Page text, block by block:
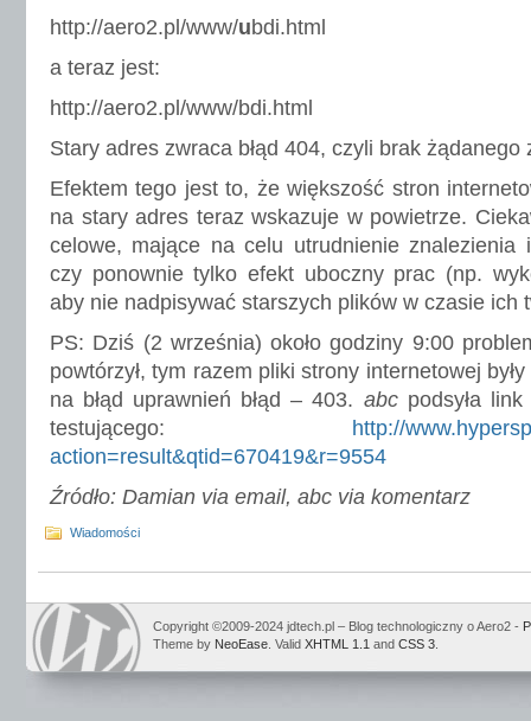
http://aero2.pl/www/ubdi.html
a teraz jest:
http://aero2.pl/www/bdi.html
Stary adres zwraca błąd 404, czyli brak żądanego
Efektem tego jest to, że większość stron
na stary adres teraz wskazuje w powietrze.
celowe, mające na celu utrudnienie znalezienia
czy ponownie tylko efekt uboczny prac (np.
aby nie nadpisywać starszych plików w czasie ich
PS: Dziś (2 września) około godziny 9:00
powtórzył, tym razem pliki strony internetowej
na błąd uprawnień błąd – 403. abcpodsyła link
testującego: http://
action=result&qtid=670419&r=9554
Źródło: Damian via email, abc via komentarz
Wiadomości
Copyright ©2009-2024 jdtech.pl – Blog technologiczny o Aero2 -
Theme by NeoEase . Valid XHTML 1.1 and CSS 3